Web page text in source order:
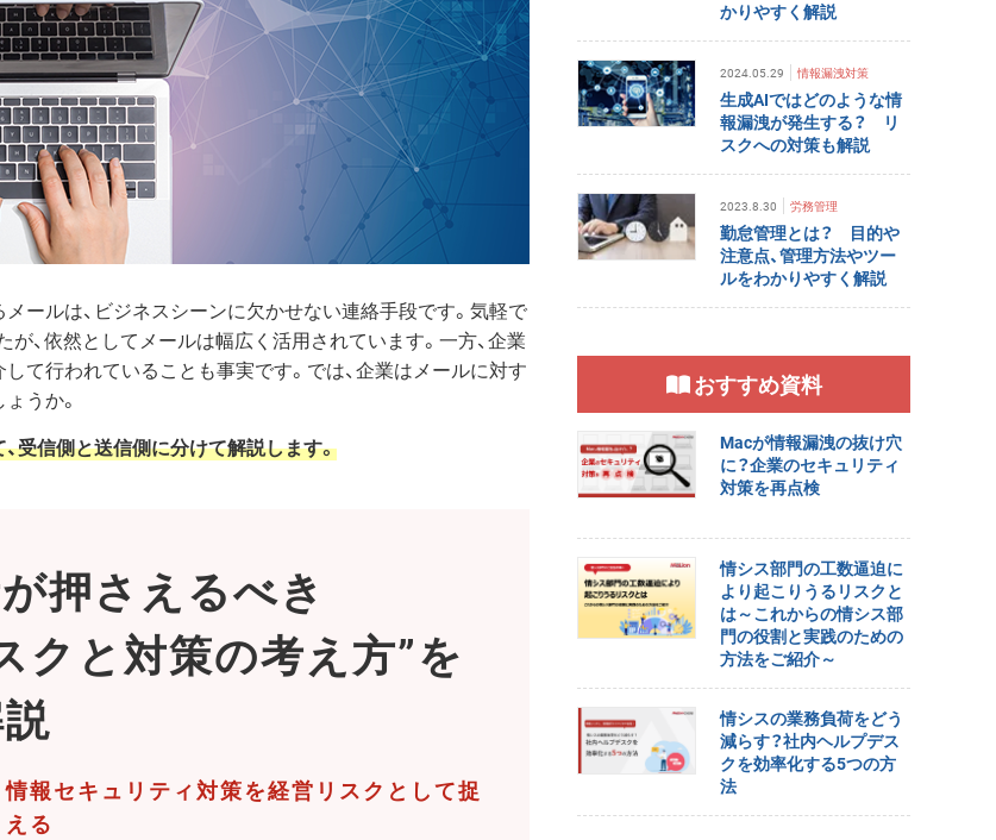
ールは、ビジネスシーンに欠かせない連絡手段です。気軽で
、依然としてメールは幅広く活用されています。一方、企業
て行われていることも事実です。では、企業はメールに対す
うか。
受信側と送信側に分けて解説します。
押さえるべき
クと対策の考え方”を
情報セキュリティ対策を経営リスクとして捉
える
かりやすく解説
2024.05.29 情報漏洩対策
生成AIではどのような情
報漏洩が発生する？ リ
スクへの対策も解説
2023.8.30 労務管理
勤怠管理とは？ 目的や
注意点、管理方法やツー
ルをわかりやすく解説
おすすめ資料
Macが情報漏洩の抜け穴
に？企業のセキュリティ
対策を再点検
情シス部門の工数逼迫に
より起こりうるリスクと
は～これからの情シス部
門の役割と実践のための
方法をご紹介～
情シスの業務負荷をどう
減らす？社内ヘルプデス
クを効率化する5つの方
法